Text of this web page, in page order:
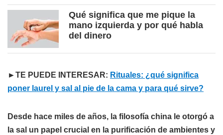
Qué significa que me pique la
mano izquierda y por qué habla
del dinero
►TE PUEDE INTERESAR: Rituales: ¿qué significa
poner laurel y sal al pie de la cama y para qué sirve?
Desde hace miles de años, la filosofía china le otorgó a
la sal un papel crucial en la purificación de ambientes y